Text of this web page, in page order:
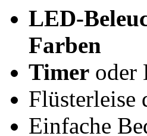
LED-
Farben
Timer oder
Flüsterleise
Einfache